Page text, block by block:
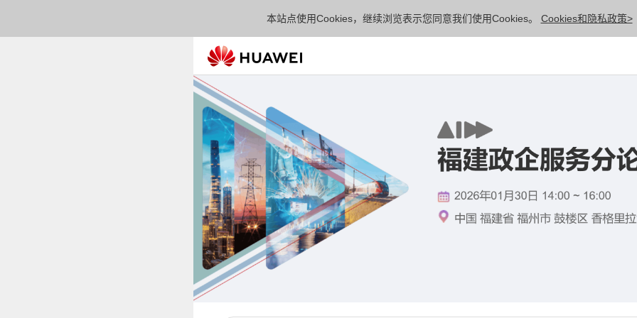
本站点使用Cookies，继续浏览表示您同意我们使用Cookies。 Cookies和隐私政策>